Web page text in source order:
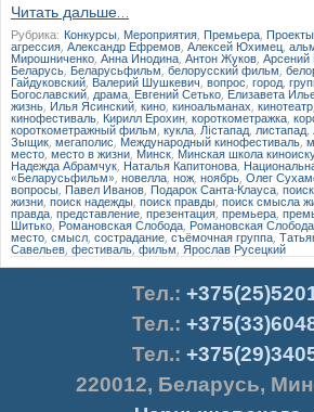
Читать дальше…
Рубрика: Конкурсы Мероприятия Премьера Проекты
агрессия Александр Ефремов Алексей Юхимец
Мирошниченко Анна Инодина, Антон Жуков Арсений
Беларусь Беларусьфильм белорусский фильм
Гайдуковский Валерий Шушкевич, вопрос, город
Богославский драма Евгений Сетько ,Елизавета
жизнь Илья Ясинский кино киноальманах кинотеатр
кинофестиваль Кирилл Ерохин короткометражка
короткометражный фильм кукла Лiстапад ,листапад,
Зыщик мегаполис Международный кинофестиваль,
место ,место в жизни Минск, Минская школа
Надежда Абрамчук Наталья Капитонова
«Беларусьфильм» , новелла нож ноябрь Олег
вопросы Павел Иванов Подарок Санта-Клауса поиск
жизни поиск надежды поиск правды поиск смысла
правда представление презентация, премьера
Шитько Романовская Слобода Романовская
место смысл сострадание ,съёмочная группа
Савельев фестиваль,фильм Ярослав Русецкий
Тел.:
Тел.:
Тел.:
220012, Беларусь,